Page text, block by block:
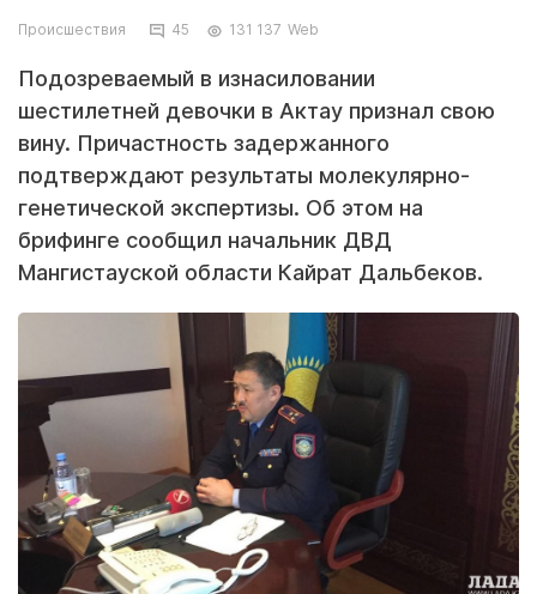
Происшествия 45 131 137 Web
Подозреваемый в изнасиловании
шестилетней девочки в Актау признал свою
вину. Причастность задержанного
подтверждают результаты молекулярно-
генетической экспертизы. Об этом на
брифинге сообщил начальник ДВД
Мангистауской области Кайрат Дальбеков.